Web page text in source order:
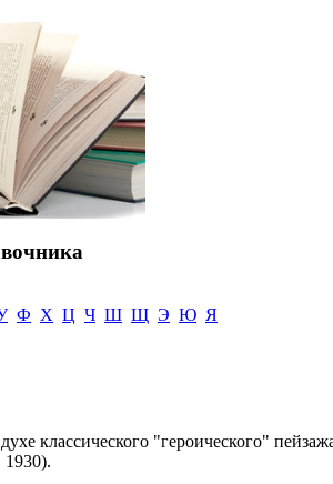
Ф Х Ц Ч Ш Щ Э Ю Я
классического "героического"